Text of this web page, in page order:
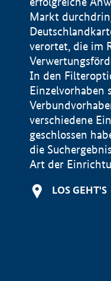
Markt
verortet, die im
In den
Einzelvorhaben
verschiedene
geschlossen
die
Art der
LOS GEHT'S